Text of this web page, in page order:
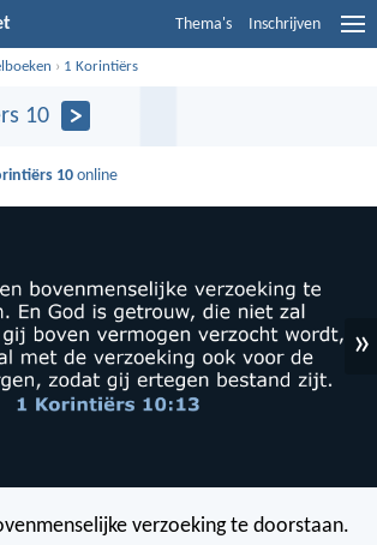
Thema's Inschrijven
› 1 Korintiërs
10
10 online
»
verzoeking te doorstaan.